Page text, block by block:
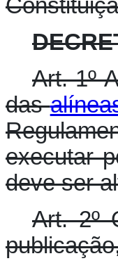
Art. 1º
das
executar
deve ser
Art. 2º